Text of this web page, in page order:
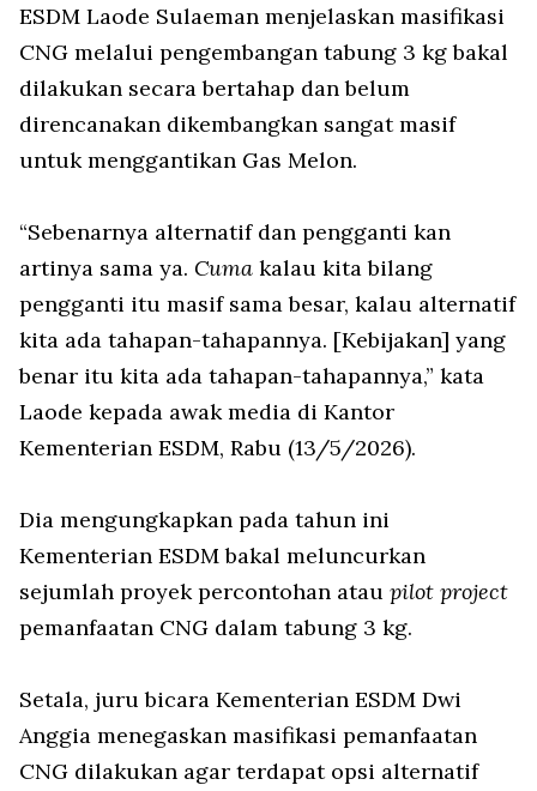
ESDM Laode Sulaeman menjelaskan masifikasi
CNG melalui pengembangan tabung 3 kg bakal
dilakukan secara bertahap dan belum
direncanakan dikembangkan sangat masif
untuk menggantikan Gas Melon.
“Sebenarnya alternatif dan pengganti kan
artinya sama ya. Cuma kalau kita bilang
pengganti itu masif sama besar, kalau alternatif
kita ada tahapan-tahapannya. [Kebijakan] yang
benar itu kita ada tahapan-tahapannya,” kata
Laode kepada awak media di Kantor
Kementerian ESDM, Rabu (13/5/2026).
Dia mengungkapkan pada tahun ini
Kementerian ESDM bakal meluncurkan
sejumlah proyek percontohan atau pilot project
pemanfaatan CNG dalam tabung 3 kg.
Setala, juru bicara Kementerian ESDM Dwi
Anggia menegaskan masifikasi pemanfaatan
CNG dilakukan agar terdapat opsi alternatif